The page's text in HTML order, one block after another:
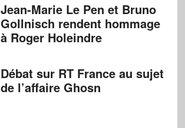
Jean-Marie Le Pen et Bruno
Gollnisch rendent hommage
à Roger Holeindre
Débat sur RT France au sujet
de l’affaire Ghosn